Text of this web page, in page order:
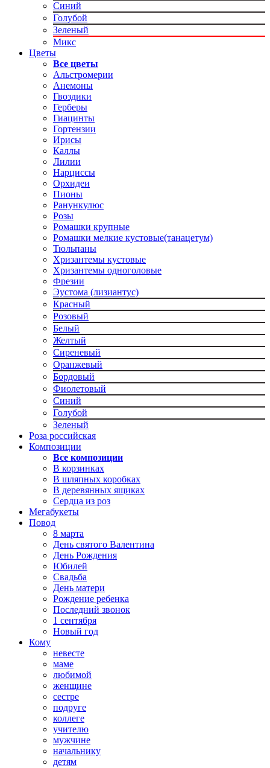
Синий
Голубой
Зеленый
Микс
Цветы
Все цветы
Альстромерии
Анемоны
Гвоздики
Герберы
Гиацинты
Гортензии
Ирисы
Каллы
Лилии
Нарциссы
Орхидеи
Пионы
Ранункулюс
Розы
Ромашки крупные
Ромашки мелкие кустовые(танацетум)
Тюльпаны
Хризантемы кустовые
Хризантемы одноголовые
Фрезии
Эустома (лизиантус)
Красный
Розовый
Белый
Желтый
Сиреневый
Оранжевый
Бордовый
Фиолетовый
Синий
Голубой
Зеленый
Роза российская
Композиции
Все композиции
В корзинках
В шляпных коробках
В деревянных ящиках
Сердца из роз
Мегабукеты
Повод
8 марта
День святого Валентина
День Рождения
Юбилей
Свадьба
День матери
Рождение ребенка
Последний звонок
1 сентября
Новый год
Кому
невесте
маме
любимой
женщине
сестре
подруге
коллеге
учителю
мужчине
начальнику
детям